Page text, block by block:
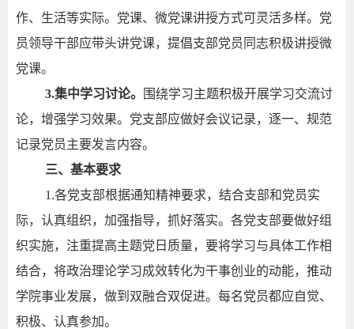
作、生活等实际。党课、微党课讲授方式可灵活多样。党
员领导干部应带头讲党课，提倡支部党员同志积极讲授微
党课。
3.集中学习讨论。
围绕学习主题积极开展学习交流讨
论，增强学习效果。党支部应做好会议记录，逐一、规范
记录党员主要发言内容。
三、基本要求
1.各党支部根据通知精神要求，结合支部和党员实
际，认真组织，加强指导，抓好落实。各党支部要做好组
织实施，注重提高主题党日质量，要将学习与具体工作相
结合，将政治理论学习成效转化为干事创业的动能，推动
学院事业发展，做到双融合双促进。每名党员都应自觉、
积极、认真参加。